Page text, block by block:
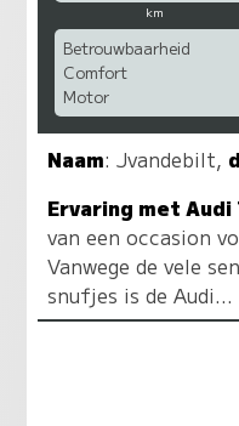
km
Betrouwbaarheid
Comfort
Motor
Naam:Jvandebilt,
Ervaring met Audi
van een occasion
Vanwege de vele
snufjes is de Audi...